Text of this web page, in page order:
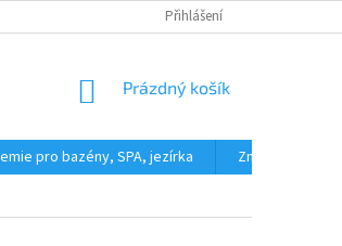
FORMULÁŘ PRO ODSTOUPENÍ OD KUPNÍ
Přihlášení
NÁKUPNÍ
Prázdný košík
pro bazény, SPA, jezírka
Značky